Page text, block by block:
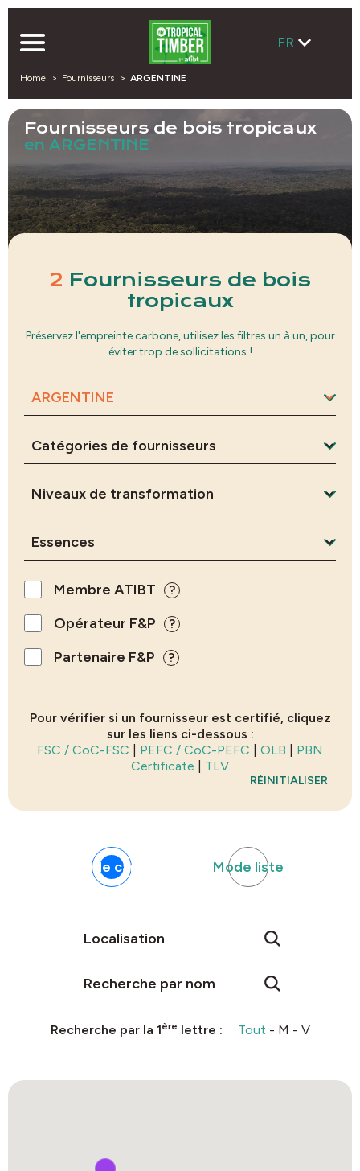
FR
Home Fournisseurs ARGENTINE
Fournisseurs de bois tropicaux
en ARGENTINE
2 Fournisseurs de bois
tropicaux
Préservez l'empreinte carbone, utilisez les filtres un à un, pour
éviter trop de sollicitations !
Membre ATIBT ?
Opérateur F&P ?
Partenaire F&P ?
Pour vérifier si un fournisseur est certifié, cliquez
sur les liens ci-dessous :
FSC / CoC-FSC
PEFC / CoC-PEFC OLB
PBN
Certificate
TLV
RÉINITIALISER
Mode carte Mode liste
Recherche par la 1ère lettre : Tout - M - V